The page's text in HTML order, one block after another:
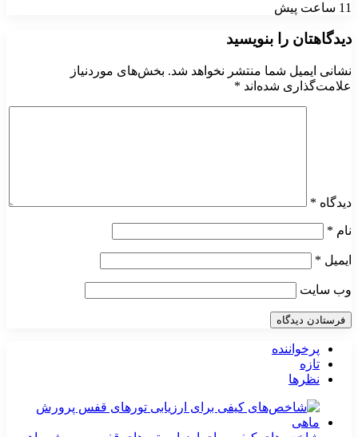
11 ساعت پیش
دیدگاهتان را بنویسید
نشانی ایمیل شما منتشر نخواهد شد. بخش‌های موردنیاز
علامت‌گذاری شده‌اند *
دیدگاه *
نام *
ایمیل *
وب‌ سایت
پرخواننده
تازه
نظرها